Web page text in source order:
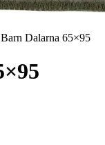
Dalarna 65×95